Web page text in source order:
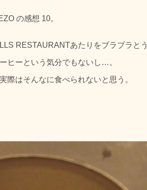
の感想 10。
RESTAURANTあたりをブラブラと
ヒーという気分でもないし…。
際はそんなに食べられないと思う。